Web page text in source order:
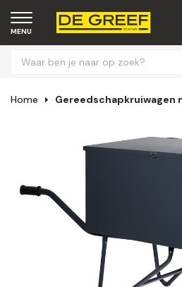
MENU
Home Gereedschapkruiwagen